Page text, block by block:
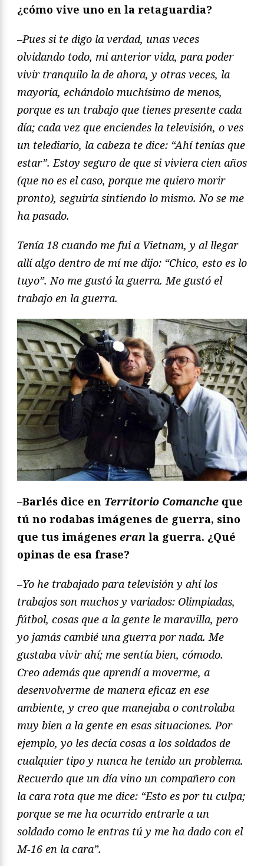
¿cómo vive uno en la retaguardia?
–Pues si te digo la verdad, unas veces
olvidando todo, mi anterior vida, para poder
vivir tranquilo la de ahora, y otras veces, la
mayoría, echándolo muchísimo de menos,
porque es un trabajo que tienes presente cada
día; cada vez que enciendes la televisión, o ves
un telediario, la cabeza te dice: “Ahí tenías que
estar”. Estoy seguro de que si viviera cien años
(que no es el caso, porque me quiero morir
pronto), seguiría sintiendo lo mismo. No se me
ha pasado.
Tenía 18 cuando me fui a Vietnam, y al llegar
allí algo dentro de mí me dijo: “Chico, esto es lo
tuyo”. No me gustó la guerra. Me gustó el
trabajo en la guerra.
–Barlés dice en Territorio Comanche que
tú no rodabas imágenes de guerra, sino
que tus imágenes eran la guerra. ¿Qué
opinas de esa frase?
–Yo he trabajado para televisión y ahí los
trabajos son muchos y variados: Olimpiadas,
fútbol, cosas que a la gente le maravilla, pero
yo jamás cambié una guerra por nada. Me
gustaba vivir ahí; me sentía bien, cómodo.
Creo además que aprendí a moverme, a
desenvolverme de manera eficaz en ese
ambiente, y creo que manejaba o controlaba
muy bien a la gente en esas situaciones. Por
ejemplo, yo les decía cosas a los soldados de
cualquier tipo y nunca he tenido un problema.
Recuerdo que un día vino un compañero con
la cara rota que me dice: “Esto es por tu culpa;
porque se me ha ocurrido entrarle a un
soldado como le entras tú y me ha dado con el
M-16 en la cara”.